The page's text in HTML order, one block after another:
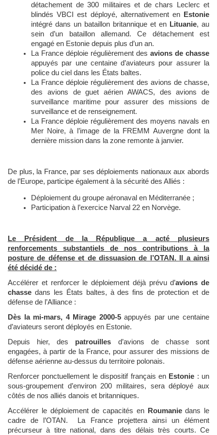
détachement de 300 militaires et de chars Leclerc et
blindés VBCI est déployé, alternativement en
Estonie
intégré dans un bataillon britannique et en Lituanie, au
sein d’un bataillon allemand. Ce détachement est
engagé en Estonie depuis plus d’un an.
La France déploie régulièrement des avions de chasse
appuyés par une centaine d’aviateurs pour assurer la
police du ciel dans les États baltes.
La France déploie régulièrement des avions de chasse,
des avions de guet aérien AWACS, des avions de
surveillance maritime pour assurer des missions de
surveillance et de renseignement.
La France déploie régulièrement des moyens navals en
Mer Noire, à l’image de la FREMM Auvergne dont la
dernière mission dans la zone remonte à janvier.
De plus, la France, par ses déploiements nationaux aux abords
de l’Europe, participe également à la sécurité des Alliés :
Déploiement du groupe aéronaval en Méditerranée ;
Participation à l’exercice Narval 22 en Norvège.
Le Président de la République a acté plusieurs
renforcements substantiels de nos contributions à la
posture de défense et de dissuasion de l’OTAN. Il a ainsi
été décidé de :
Accélérer et renforcer le déploiement déjà prévu d’avions de
chasse dans les États baltes, à des fins de protection et de
défense de l’Alliance :
Dès la mi-mars, 4 Mirage 2000-5appuyés par une centaine
d’aviateurs seront déployés en Estonie.
Depuis hier, des patrouilles d’avions de chasse sont
engagées, à partir de la France, pour assurer des missions de
défense aérienne au-dessus du territoire polonais.
Renforcer ponctuellement le dispositif français en Estonie : un
sous-groupement d’environ 200 militaires, sera déployé aux
côtés de nos alliés danois et britanniques.
Accélérer le déploiement de capacités en
Roumaniedans le
cadre de l’OTAN. La France projettera ainsi un élément
précurseur à titre national, dans des délais très courts. Ce